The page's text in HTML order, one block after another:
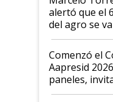
alertó que el
del agro se
"No es
Argentina se
las mismas
años"
Comenzó el
Aapresid
paneles,
todas las